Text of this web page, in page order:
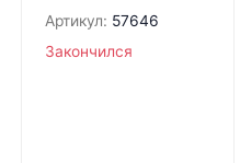
Артикул: 57646
Закончился